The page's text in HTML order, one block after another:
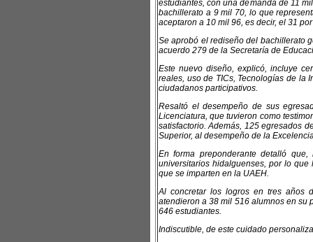
estudiantes, con una demanda de 11
bachillerato a 9 mil 70, lo que
aceptaron a 10 mil 96, es decir, el 31
Se aprobó el rediseño del bachillerato
acuerdo 279 de la Secretaría de
Este nuevo diseño, explicó, incluye
reales, uso de TICs, Tecnologías de la
ciudadanos participativos.
Resaltó el desempeño de sus
Licenciatura, que tuvieron como
satisfactorio. Además, 125 egresados
Superior, al desempeño de la
En forma preponderante detalló
universitarios hidalguenses, por lo
que se imparten en la UAEH.
Al concretar los logros en tres años
atendieron a 38 mil 516 alumnos en su
646 estudiantes.
Indiscutible, de este cuidado